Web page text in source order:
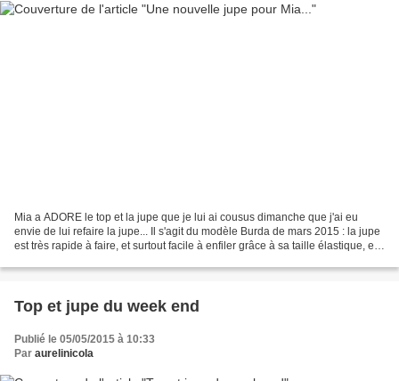
Mia a ADORE le top et la jupe que je lui ai cousus dimanche que j'ai eu
envie de lui refaire la jupe... Il s'agit du modèle Burda de mars 2015 : la jupe
est très rapide à faire, et surtout facile à enfiler grâce à sa taille élastique, et
Top et jupe du week end
Publié le 05/05/2015 à 10:33
Par aurelinicola